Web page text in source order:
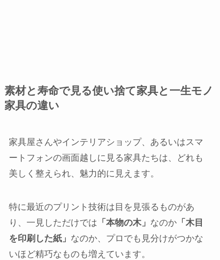
素材と寿命で見る使い捨て家具と一生モノ
家具の違い
家具屋さんやインテリアショップ、あるいはスマ
ートフォンの画面越しに見る家具たちは、どれも
美しく整えられ、魅力的に見えます。
特に最近のプリント技術は目を見張るものがあ
り、一見しただけでは 「本物の木」 なのか「木目
を印刷した紙」 なのか、プロでも見分けがつかな
いほど精巧なものも増えています。